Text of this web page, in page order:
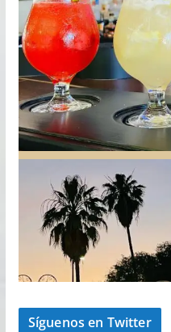
Síguenos en Twitter